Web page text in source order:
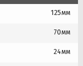
125мм
70мм
24мм